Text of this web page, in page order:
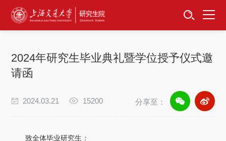
首页
招生工作
2024年研究生毕业典礼暨学位授予仪式邀
请函
2024.03.21 15200 分享至：
致全体毕业研究生：